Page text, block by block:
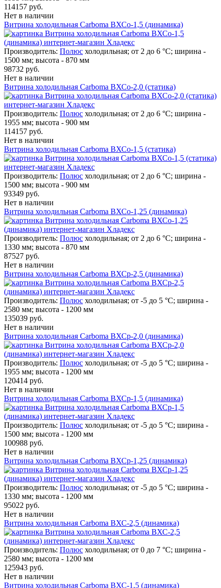
114157 руб.
Нет в наличии
Витрина холодильная Carboma ВХСо-1,5 (динамика)
Производитель: Полюс холодильная; от 2 до 6 °C; ширина -
1500 мм; высота - 870 мм
98732 руб.
Нет в наличии
Витрина холодильная Carboma ВХСо-2,0 (статика)
Производитель: Полюс холодильная; от 2 до 6 °C; ширина -
1955 мм; высота - 900 мм
114157 руб.
Нет в наличии
Витрина холодильная Carboma ВХСо-1,5 (статика)
Производитель: Полюс холодильная; от 2 до 6 °C; ширина -
1500 мм; высота - 900 мм
93349 руб.
Нет в наличии
Витрина холодильная Carboma ВХСо-1,25 (динамика)
Производитель: Полюс холодильная; от 2 до 6 °C; ширина -
1330 мм; высота - 870 мм
87527 руб.
Нет в наличии
Витрина холодильная Carboma ВХСр-2,5 (динамика)
Производитель: Полюс холодильная; от -5 до 5 °C; ширина -
2580 мм; высота - 1200 мм
135039 руб.
Нет в наличии
Витрина холодильная Carboma ВХСр-2,0 (динамика)
Производитель: Полюс холодильная; от -5 до 5 °C; ширина -
1955 мм; высота - 1200 мм
120414 руб.
Нет в наличии
Витрина холодильная Carboma ВХСр-1,5 (динамика)
Производитель: Полюс холодильная; от -5 до 5 °C; ширина -
1500 мм; высота - 1200 мм
100988 руб.
Нет в наличии
Витрина холодильная Carboma ВХСр-1,25 (динамика)
Производитель: Полюс холодильная; от -5 до 5 °C; ширина -
1330 мм; высота - 1200 мм
95022 руб.
Нет в наличии
Витрина холодильная Carboma ВХС-2,5 (динамика)
Производитель: Полюс холодильная; от 0 до 7 °C; ширина -
2580 мм; высота - 1200 мм
125943 руб.
Нет в наличии
Витрина холодильная Carboma ВХС-1,5 (динамика)